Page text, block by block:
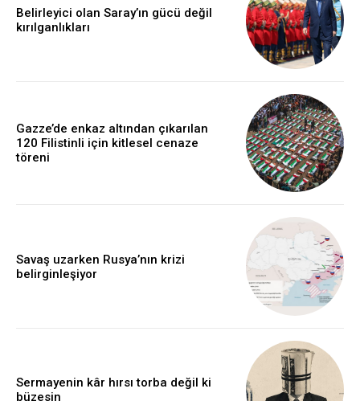
Belirleyici olan Saray’ın gücü değil
kırılganlıkları
Gazze’de enkaz altından çıkarılan
120 Filistinli için kitlesel cenaze
töreni
Savaş uzarken Rusya’nın krizi
belirginleşiyor
Sermayenin kâr hırsı torba değil ki
büzesin